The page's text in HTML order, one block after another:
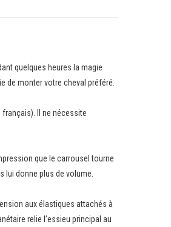
quelques heures la magie
de monter votre cheval préféré.
Il ne nécessite
que le carrousel tourne
lui donne plus de volume.
aux élastiques attachés à
relie l’essieu principal au